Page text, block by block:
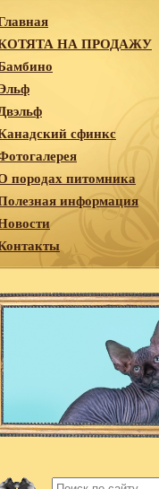
НА ПРОДАЖУ
сфинкс
породах питомника
информация